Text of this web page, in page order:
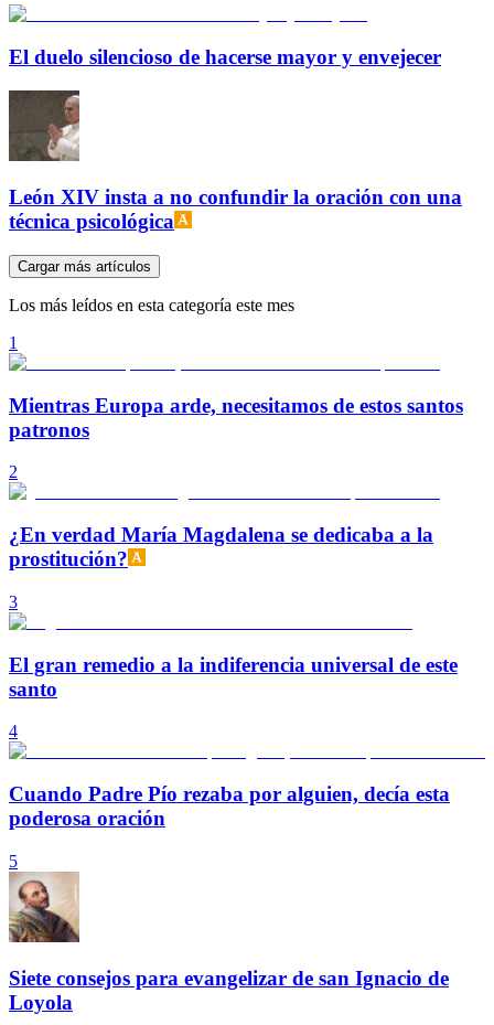
El duelo silencioso de hacerse mayor y envejecer
León XIV insta a no confundir la oración con una
técnica psicológica
Cargar más artículos
Los más leídos en esta categoría este mes
1
Mientras Europa arde, necesitamos de estos santos
patronos
2
¿En verdad María Magdalena se dedicaba a la
prostitución?
3
El gran remedio a la indiferencia universal de este
santo
4
Cuando Padre Pío rezaba por alguien, decía esta
poderosa oración
5
Siete consejos para evangelizar de san Ignacio de
Loyola